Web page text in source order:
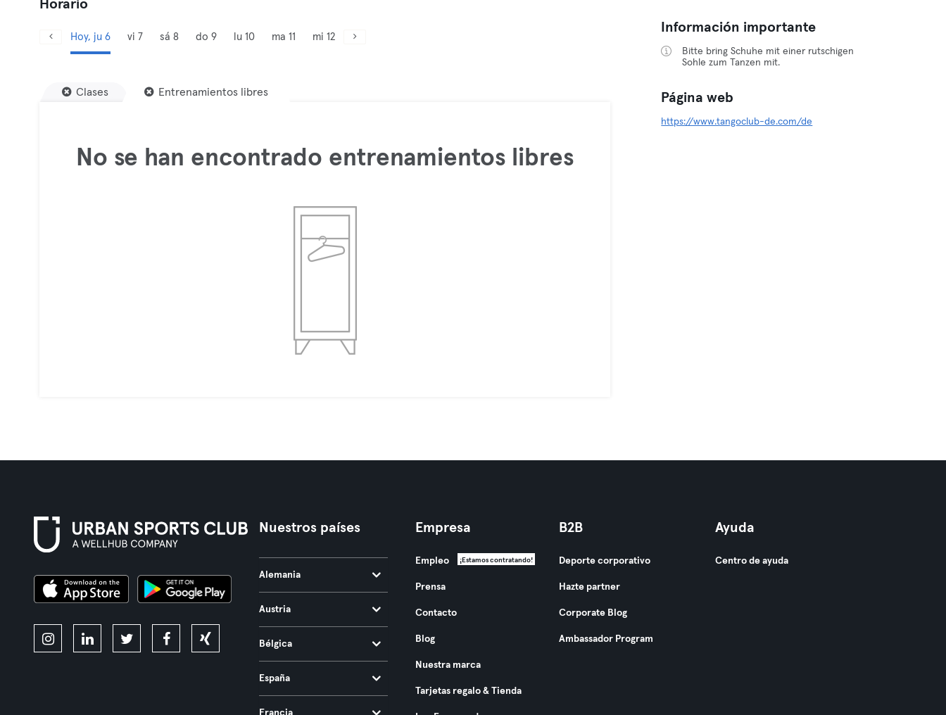
Horario
Hoy, ju 6 vi 7 sá 8 do 9 lu 10 ma 11 mi 12
Clases Entrenamientos libres
No se han encontrado entrenamientos libres
Información importante
Bitte bring Schuhe mit einer rutschigen
Sohle zum Tanzen mit.
Página web
https://www.tangoclub-de.com/de
Nuestros países
Alemania
Austria
Bélgica
España
Francia
Empresa
Empleo ¡Estamos contratando!
Prensa
Contacto
Blog
Nuestra marca
Tarjetas regalo & Tienda
B2B
Deporte corporativo
Hazte partner
Corporate Blog
Ambassador Program
Ayuda
Centro de ayuda